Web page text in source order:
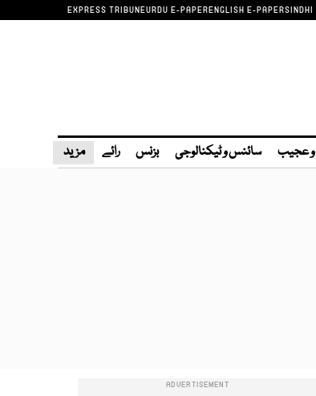
EXPRESS TRIBUNEURDU E-PAPERENGLISH E-PAPERSINDHI
عجیب سائنس و ٹیکنالوجی بزنس رائے مزید